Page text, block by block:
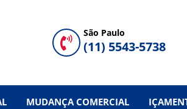

São Paulo
(11) 5543-5738
MUDANÇA COMERCIAL